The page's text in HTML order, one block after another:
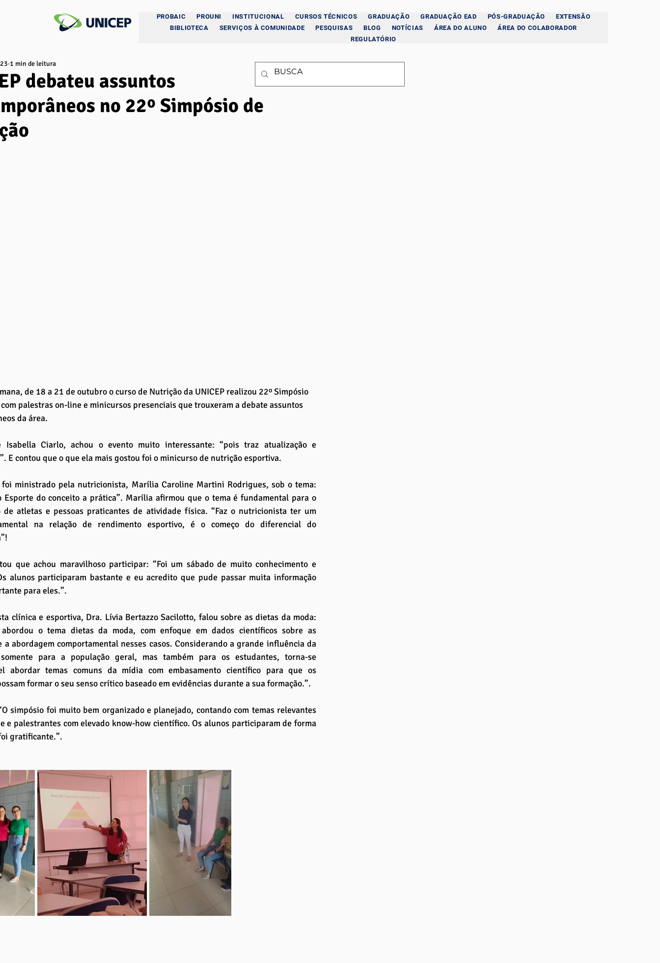
PROBAIC PROUNI INSTITUCIONAL CURSOS TÉCNICOS GRADUAÇÃO GRADUAÇÃO EAD PÓS-GRADUAÇÃO
EXTENSÃO
BIBLIOTECA
SERVIÇOS À COMUNIDADE PESQUISAS BLOG NOTÍCIAS ÁREA DO ALUNO
ÁREA DO COLABORADOR
REGULATÓRIO
debateu assuntos
no 22º Simpósio de
1 min de leitura
de 18 a 21 de outubro o curso de Nutrição da UNICEP realizou 22º Simpósio
palestras on-line e minicursos presenciais que trouxeram a debate assuntos
da área.
Isabella Ciarlo, achou o evento muito interessante: “pois traz atualização e
E contou que o que ela mais gostou foi o minicurso de nutrição esportiva.
ministrado pela nutricionista, Marília Caroline Martini Rodrigues, sob o tema:
Esporte do conceito a prática”. Marília afirmou que o tema é fundamental para o
de atletas e pessoas praticantes de atividade física. “Faz o nutricionista ter um
na relação de rendimento esportivo, é o começo do diferencial do
que achou maravilhoso participar: “Foi um sábado de muito conhecimento e
alunos participaram bastante e eu acredito que pude passar muita informação
para eles.”.
clínica e esportiva, Dra. Lívia Bertazzo Sacilotto, falou sobre as dietas da moda:
o tema dietas da moda, com enfoque em dados científicos sobre as
a abordagem comportamental nesses casos. Considerando a grande influência da
para a população geral, mas também para os estudantes, torna-se
abordar temas comuns da mídia com embasamento científico para que os
formar o seu senso crítico baseado em evidências durante a sua formação.”.
simpósio foi muito bem organizado e planejado, contando com temas relevantes
e palestrantes com elevado know-how científico. Os alunos participaram de forma
gratificante.”.